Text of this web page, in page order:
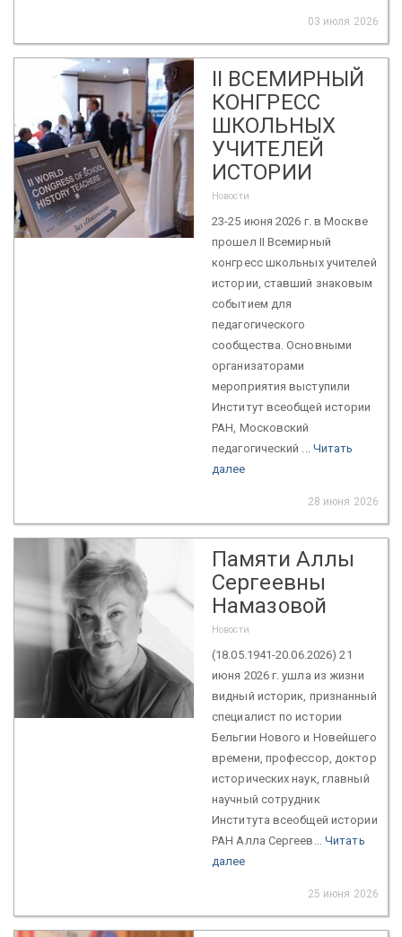
03 июля 2026
II ВСЕМИРНЫЙ
КОНГРЕСС
ШКОЛЬНЫХ
УЧИТЕЛЕЙ
ИСТОРИИ
Новости
23-25 июня 2026 г. в Москве
прошел II Всемирный
конгресс школьных учителей
истории, ставший знаковым
событием для
педагогического
сообщества. Основными
организаторами
мероприятия выступили
Институт всеобщей истории
РАН, Московский
педагогический ... Читать
далее
28 июня 2026
Памяти Аллы
Сергеевны
Намазовой
Новости
(18.05.1941-20.06.2026) 21
июня 2026 г. ушла из жизни
видный историк, признанный
специалист по истории
Бельгии Нового и Новейшего
времени, профессор, доктор
исторических наук, главный
научный сотрудник
Института всеобщей истории
РАН Алла Сергеев... Читать
далее
25 июня 2026